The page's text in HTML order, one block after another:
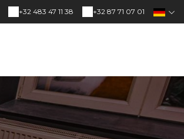
+32 87 71 07 01
+32 483 47 11 38